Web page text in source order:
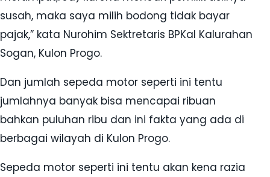
susah, maka saya milih bodong tidak bayar
pajak,” kata Nurohim Sektretaris BPKal Kalurahan
Sogan, Kulon Progo.
Dan jumlah sepeda motor seperti ini tentu
jumlahnya banyak bisa mencapai ribuan
bahkan puluhan ribu dan ini fakta yang ada di
berbagai wilayah di Kulon Progo.
Sepeda motor seperti ini tentu akan kena razia